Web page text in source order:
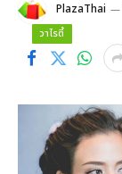
PlazaThai
วาไรตี้